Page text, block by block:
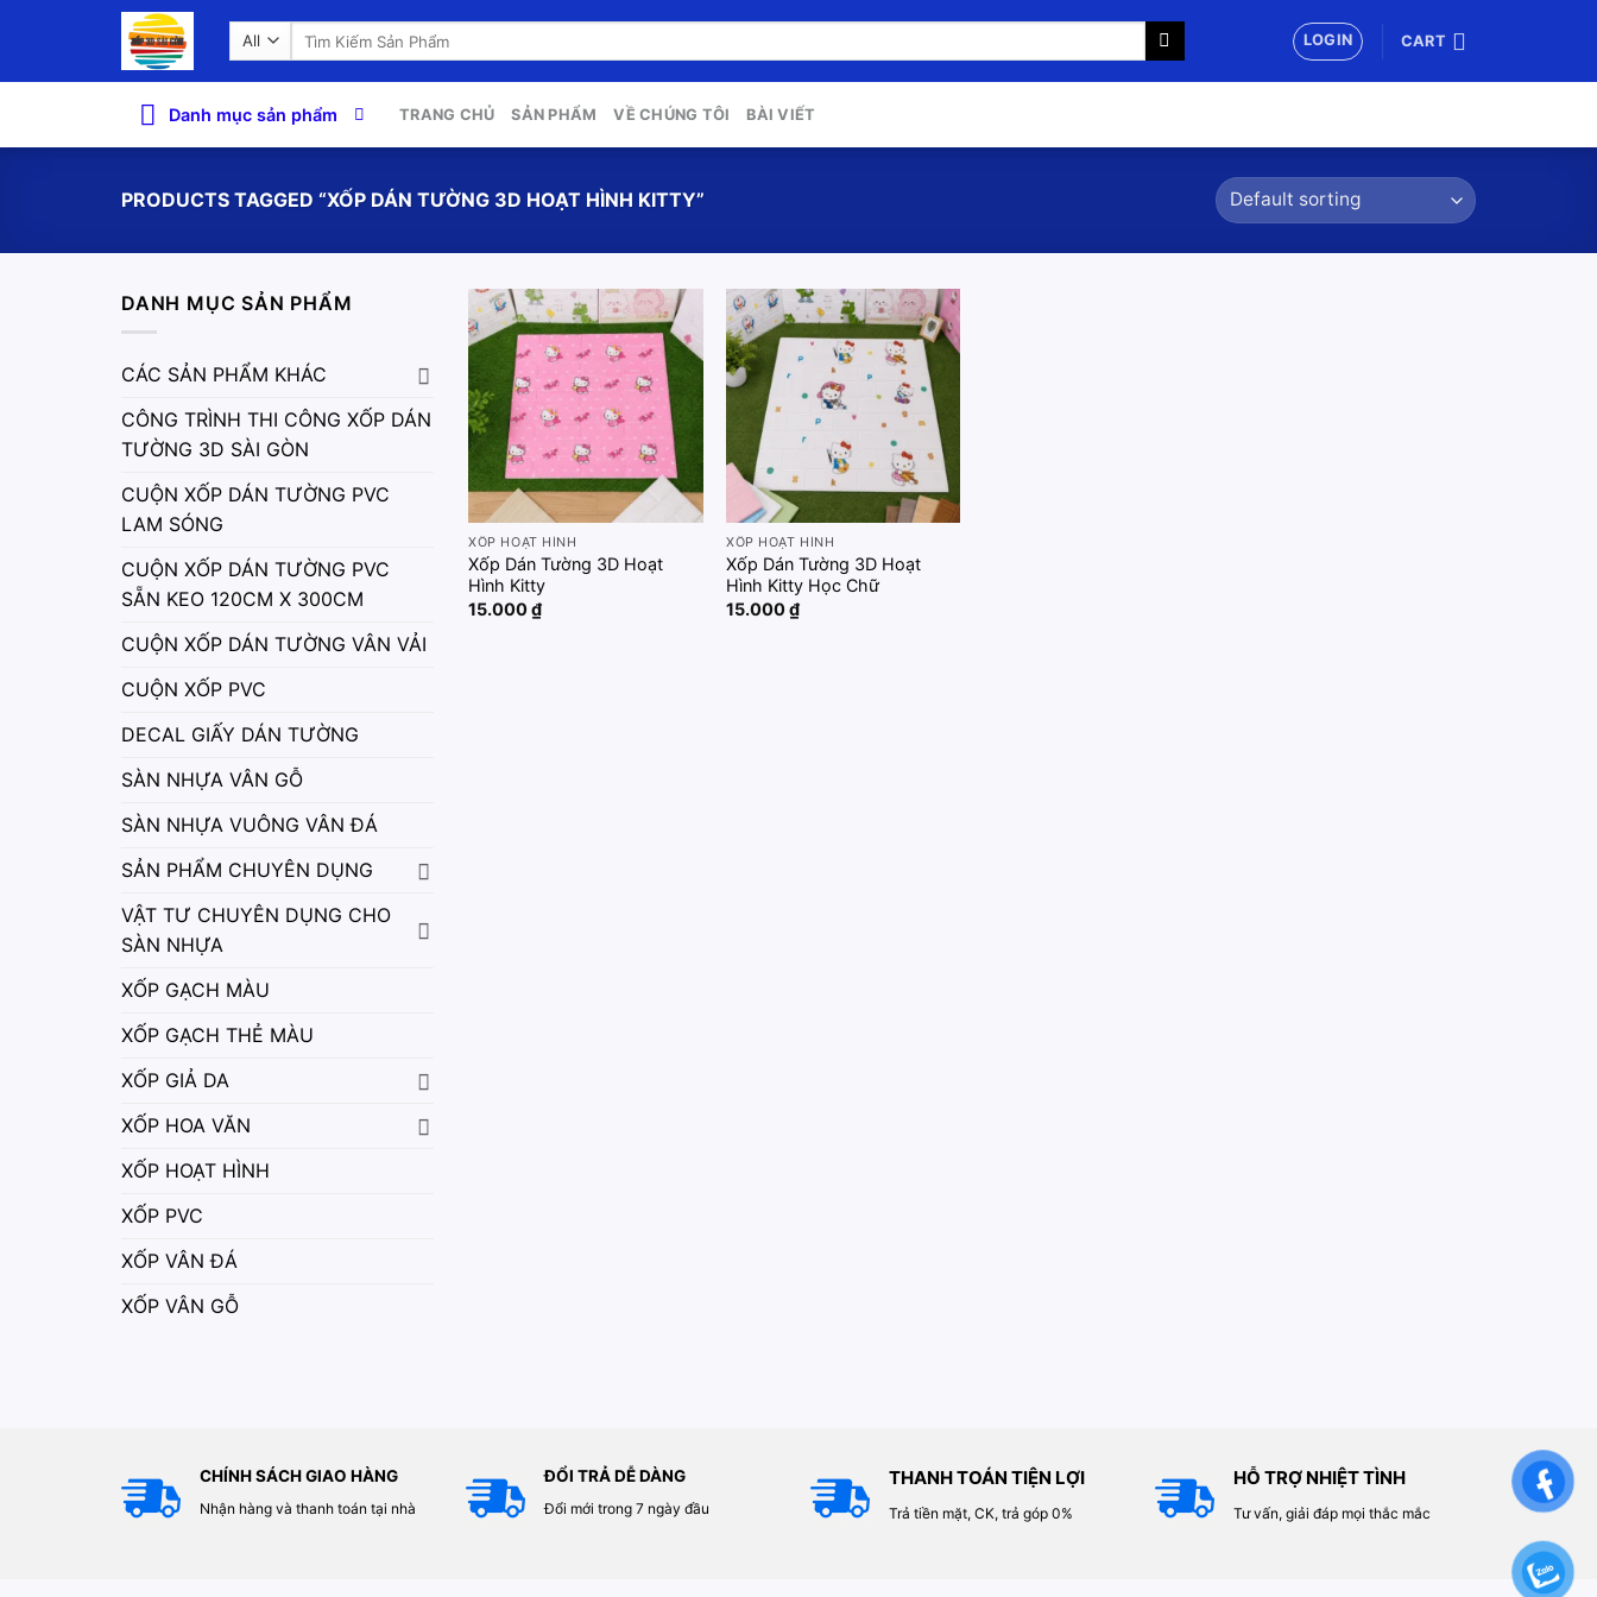
Search
LOGIN CART
Danh mục sản phẩm TRANG CHỦ SẢN PHẨM VỀ CHÚNG TÔI BÀI VIẾT
PRODUCTS TAGGED “XỐP DÁN TƯỜNG 3D HOẠT HÌNH KITTY”
DANH MỤC SẢN PHẨM
CÁC SẢN PHẨM KHÁC
CÔNG TRÌNH THI CÔNG XỐP DÁN
TƯỜNG 3D SÀI GÒN
CUỘN XỐP DÁN TƯỜNG PVC
LAM SÓNG
CUỘN XỐP DÁN TƯỜNG PVC
SẴN KEO 120CM X 300CM
CUỘN XỐP DÁN TƯỜNG VÂN VẢI
CUỘN XỐP PVC
DECAL GIẤY DÁN TƯỜNG
SÀN NHỰA VÂN GỖ
SÀN NHỰA VUÔNG VÂN ĐÁ
SẢN PHẨM CHUYÊN DỤNG
VẬT TƯ CHUYÊN DỤNG CHO
SÀN NHỰA
XỐP GẠCH MÀU
XỐP GẠCH THẺ MÀU
XỐP GIẢ DA
XỐP HOA VĂN
XỐP HOẠT HÌNH
XỐP PVC
XỐP VÂN ĐÁ
XỐP VÂN GỖ
Add to
wishlist
XỐP HOẠT HÌNH
Xốp Dán Tường 3D Hoạt
Hình Kitty
15.000₫
Add to
wishlist
XỐP HOẠT HÌNH
Xốp Dán Tường 3D Hoạt
Hình Kitty Học Chữ
15.000₫
CHÍNH SÁCH GIAO HÀNG
Nhận hàng và thanh toán tại nhà
ĐỔI TRẢ DỄ DÀNG
Đổi mới trong 7 ngày đầu
THANH TOÁN TIỆN LỢI
Trả tiền mặt, CK, trả góp 0%
HỖ TRỢ NHIỆT TÌNH
Tư vấn, giải đáp mọi thắc mắc